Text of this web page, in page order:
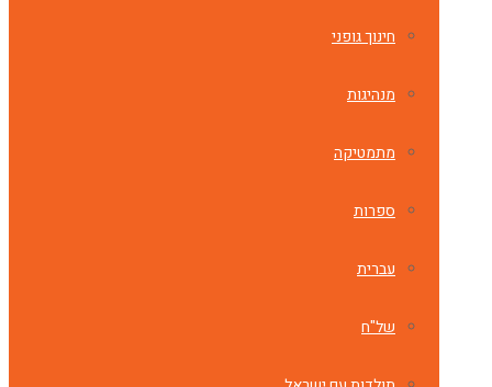
חינוך גופני
מנהיגות
מתמטיקה
ספרות
עברית
של"ח